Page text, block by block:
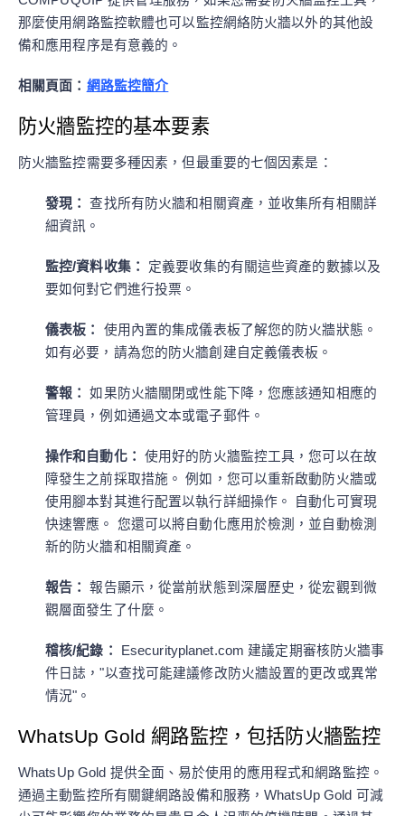
那麼使用網路監控軟體也可以監控網絡防火牆以外的其他設
備和應用程序是有意義的。
相關頁面： 網路監控簡介
防火牆監控的基本要素
防火牆監控需要多種因素，但最重要的七個因素是：
發現：
查找所有防火牆和相關資產，並收集所有相關詳
細資訊。
監控/資料收集：
定義要收集的有關這些資產的數據以及
要如何對它們進行投票。
儀表板：
使用內置的集成儀表板了解您的防火牆狀態。
如有必要，請為您的防火牆創建自定義儀表板。
警報：
如果防火牆關閉或性能下降，您應該通知相應的
管理員，例如通過文本或電子郵件。
操作和自動化：
使用好的防火牆監控工具，您可以在故
障發生之前採取措施。 例如，您可以重新啟動防火牆或
使用腳本對其進行配置以執行詳細操作。 自動化可實現
快速響應。 您還可以將自動化應用於檢測，並自動檢測
新的防火牆和相關資產。
報告：
報告顯示，從當前狀態到深層歷史，從宏觀到微
觀層面發生了什麼。
稽核/紀錄：
Esecurityplanet.com 建議定期審核防火牆事
件日誌，"以查找可能建議修改防火牆設置的更改或異常
情況"。
WhatsUp Gold 網路監控，包括防火牆監控
WhatsUp Gold 提供全面、易於使用的應用程式和網路監控。
通過主動監控所有關鍵網路設備和服務，WhatsUp Gold 可減